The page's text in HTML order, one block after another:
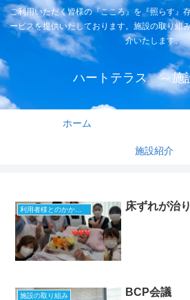
ご利用いただく皆様の『こころ』を『照らす』
ービスを提供いたしております。施設の取り組
介いたします。
ハートテラス ～施
ホーム
施設紹介
床ずれが治
施設の取り組み BCP会議